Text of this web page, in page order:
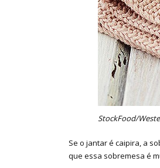
StockFood/
Se o jantar é caipira, a
que essa sobremesa é